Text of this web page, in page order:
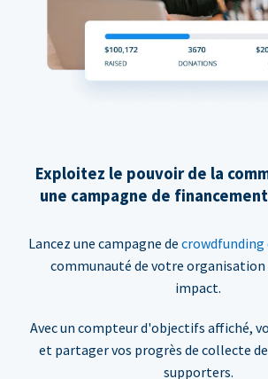
Exploitez le pouvoir de la
une campagne de
Lancez une campagne de crowdfunding
communauté de votre organisation
impact.
Avec un compteur d'objectifs affiché,
et partager vos progrès de collecte
supporters.